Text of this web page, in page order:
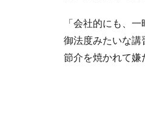
「会社的にも、
御法度みたいな講
節介を焼かれて嫌